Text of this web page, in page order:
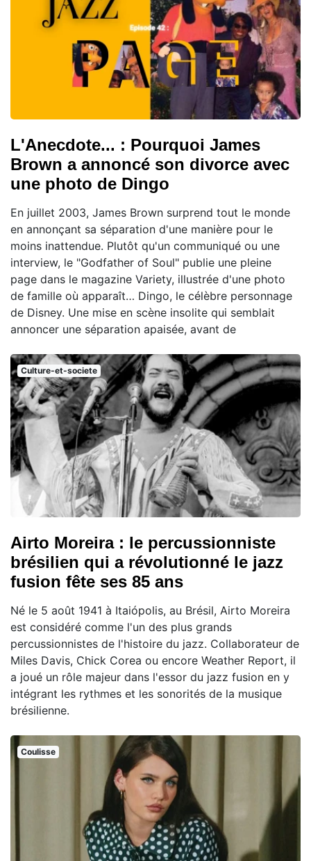
L'Anecdote... : Pourquoi James
Brown a annoncé son divorce avec
une photo de Dingo
En juillet 2003, James Brown surprend tout le monde
en annonçant sa séparation d'une manière pour le
moins inattendue. Plutôt qu'un communiqué ou une
interview, le "Godfather of Soul" publie une pleine
page dans le magazine Variety, illustrée d'une photo
de famille où apparaît… Dingo, le célèbre personnage
de Disney. Une mise en scène insolite qui semblait
annoncer une séparation apaisée, avant de
Culture-et-societe
Airto Moreira : le percussionniste
brésilien qui a révolutionné le jazz
fusion fête ses 85 ans
Né le 5 août 1941 à Itaiópolis, au Brésil, Airto Moreira
est considéré comme l'un des plus grands
percussionnistes de l'histoire du jazz. Collaborateur de
Miles Davis, Chick Corea ou encore Weather Report, il
a joué un rôle majeur dans l'essor du jazz fusion en y
intégrant les rythmes et les sonorités de la musique
brésilienne.
Coulisse